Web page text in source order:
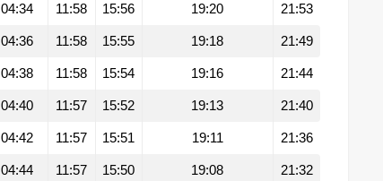
04:34 11:58 15:56 19:20 21:53
04:36 11:58 15:55 19:18 21:49
04:38 11:58 15:54 19:16 21:44
04:40 11:57 15:52 19:13 21:40
04:42 11:57 15:51 19:11 21:36
04:44 11:57 15:50 19:08 21:32